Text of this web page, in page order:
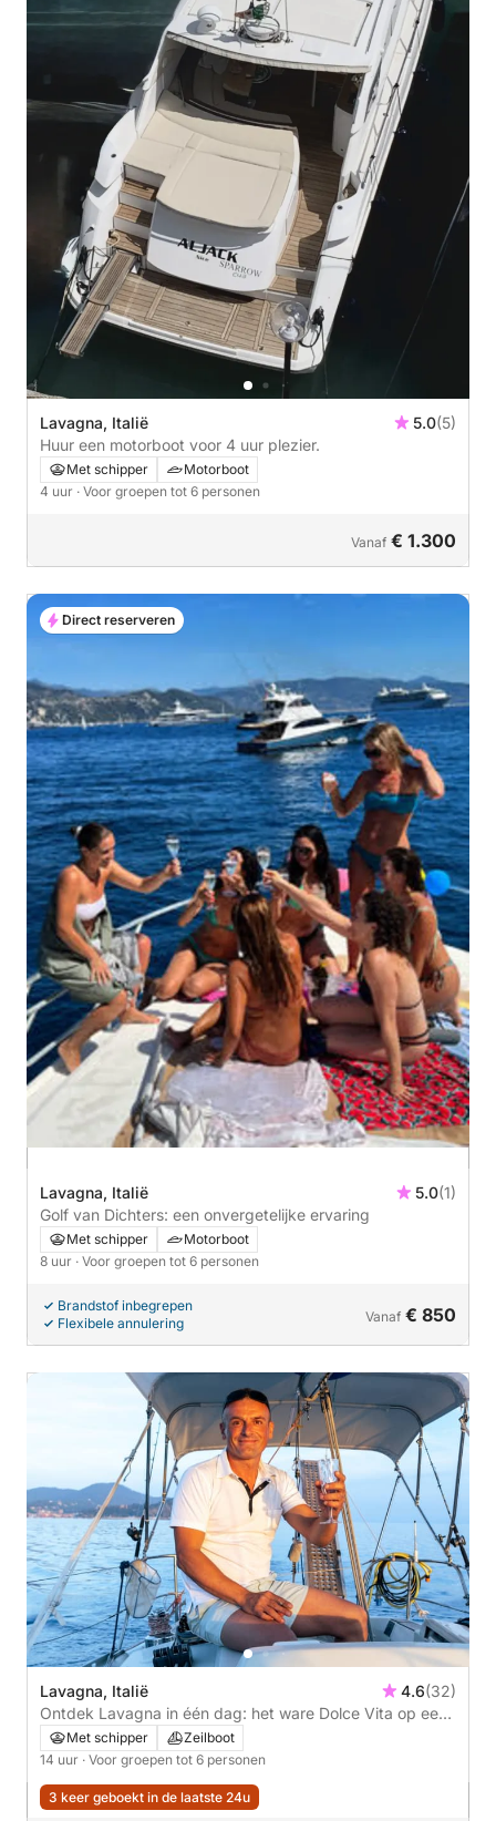
Lavagna, Italië 5.0(5)
Huur een motorboot voor 4 uur plezier.
Met schipper
Motorboot
4 uur · Voor groepen tot 6 personen
Vanaf € 1.300
Lavagna, Italië 5.0(1)
Golf van Dichters: een onvergetelijke ervaring
Met schipper
Motorboot
8 uur · Voor groepen tot 6 personen
Brandstof inbegrepen
Flexibele annulering
Vanaf € 850
Direct reserveren
Lavagna, Italië 4.6(32)
Ontdek Lavagna in één dag: het ware Dolce Vita op een
zeilboot.
Met schipper
Zeilboot
14 uur · Voor groepen tot 6 personen
3 keer geboekt in de laatste 24u